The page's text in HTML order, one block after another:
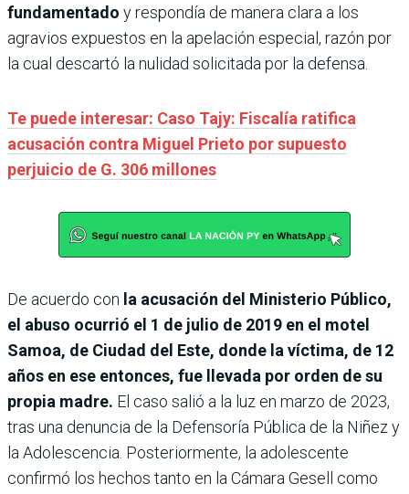
fundamentado y respondía de manera clara a los
agravios expuestos en la apelación especial, razón por
la cual descartó la nulidad solicitada por la defensa.
Te puede interesar: Caso Tajy: Fiscalía ratifica
acusación contra Miguel Prieto por supuesto
perjuicio de G. 306 millones
De acuerdo con la acusación del Ministerio Público,
el abuso ocurrió el 1 de julio de 2019 en el motel
Samoa, de Ciudad del Este, donde la víctima, de 12
años en ese entonces, fue llevada por orden de su
propia madre. El caso salió a la luz en marzo de 2023,
tras una denuncia de la Defensoría Pública de la Niñez y
la Adolescencia. Posteriormente, la adolescente
confirmó los hechos tanto en la Cámara Gesell como